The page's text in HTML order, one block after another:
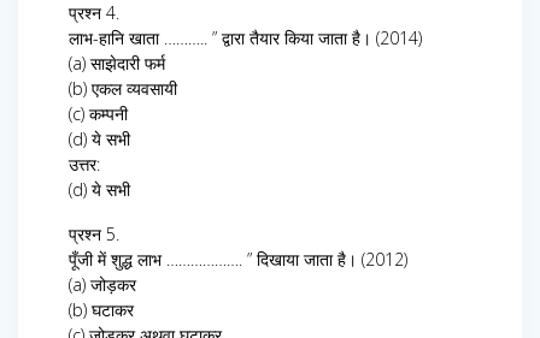
प्रश्न 4.
लाभ-हानि खाता ……….. ” द्वारा तैयार किया जाता है। (2014)
(a) साझेदारी फर्म
(b) एकल व्यवसायी
(c) कम्पनी
(d) ये सभी
उत्तर:
(d) ये सभी
प्रश्न 5.
पूँजी में शुद्ध लाभ ………………. ” दिखाया जाता है। (2012)
(a) जोड़कर
(b) घटाकर